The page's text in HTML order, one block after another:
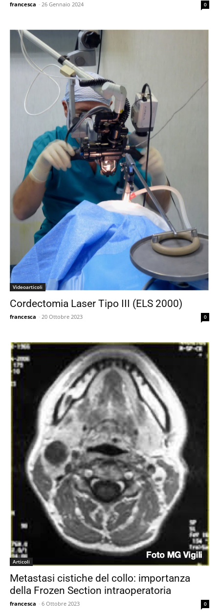
francesca - 26 Gennaio 2024 0
Videoarticoli
Cordectomia Laser Tipo III (ELS 2000)
francesca - 20 Ottobre 2023 0
Articoli
Metastasi cistiche del collo: importanza
della Frozen Section intraoperatoria
francesca - 6 Ottobre 2023 0